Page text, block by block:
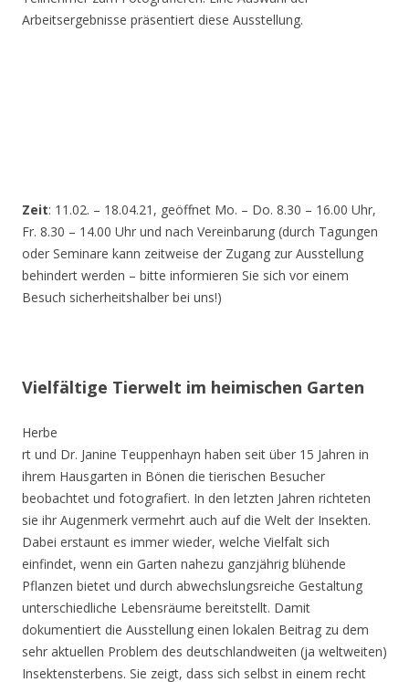
Arbeitsergebnisse präsentiert diese Ausstellung.
Zeit: 11.02. – 18.04.21, geöffnet Mo. – Do. 8.30 – 16.00 Uhr,
Fr. 8.30 – 14.00 Uhr und nach Vereinbarung (durch Tagungen
oder Seminare kann zeitweise der Zugang zur Ausstellung
behindert werden – bitte informieren Sie sich vor einem
Besuch sicherheitshalber bei uns!)
Vielfältige Tierwelt im heimischen Garten
Herbe
rt und Dr. Janine Teuppenhayn haben seit über 15 Jahren in
ihrem Hausgarten in Bönen die tierischen Besucher
beobachtet und fotografiert. In den letzten Jahren richteten
sie ihr Augenmerk vermehrt auch auf die Welt der Insekten.
Dabei erstaunt es immer wieder, welche Vielfalt sich
einfindet, wenn ein Garten nahezu ganzjährig blühende
Pflanzen bietet und durch abwechslungsreiche Gestaltung
unterschiedliche Lebensräume bereitstellt. Damit
dokumentiert die Ausstellung einen lokalen Beitrag zu dem
sehr aktuellen Problem des deutschlandweiten (ja weltweiten)
Insektensterbens. Sie zeigt, dass sich selbst in einem recht